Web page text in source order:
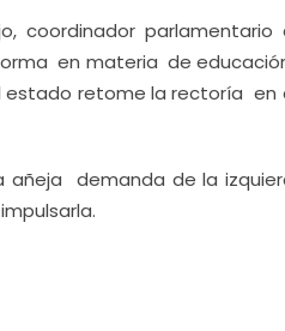
coordinador
en materia de
retome la rectoría
añeja demanda de la